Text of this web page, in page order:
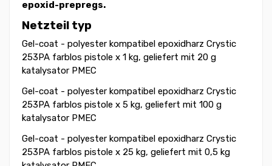
epoxid-prepregs.
Netzteil typ
Gel-coat - polyester kompatibel epoxidharz Crystic
253PA farblos pistole x 1 kg, geliefert mit 20 g
katalysator PMEC
Gel-coat - polyester kompatibel epoxidharz Crystic
253PA farblos pistole x 5 kg, geliefert mit 100 g
katalysator PMEC
Gel-coat - polyester kompatibel epoxidharz Crystic
253PA farblos pistole x 25 kg, geliefert mit 0,5 kg